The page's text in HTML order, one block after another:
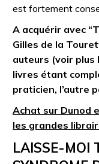
est fortement
A acquérir avec
Gilles de la
auteurs (voir plus
livres étant
praticien, l’autre
Achat sur Dunod
les grandes
LAISSE-MOI